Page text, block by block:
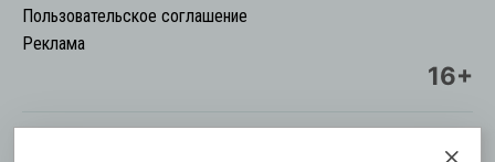
Пользовательское соглашение
Реклама
16+